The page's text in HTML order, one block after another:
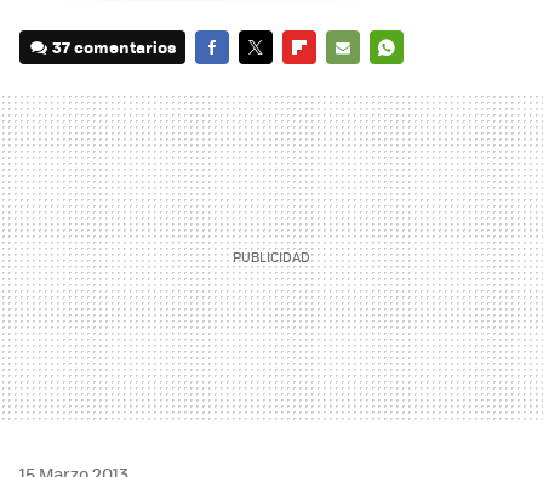
37 comentarios
MAIL